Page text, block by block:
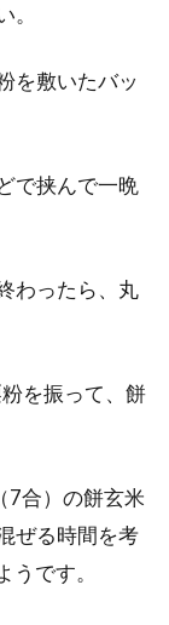
を敷いたバッ
で挟んで一晩
わったら、丸
を振って、餅
7合）の餅玄米
ぜる時間を考
です。